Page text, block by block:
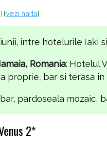
] [vezi harta]
intre hotelurile Iaki
Romania: Hotelul
proprie, bar si terasa
pardoseala mozaic,
2*